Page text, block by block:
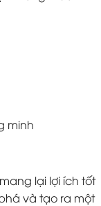
minh
lại lợi ích tốt
và tạo ra một